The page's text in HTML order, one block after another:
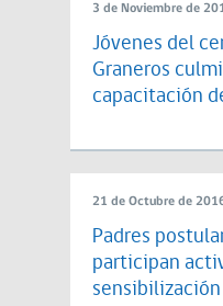
3 de Noviembre de
Jóvenes del
Graneros
capacitación
21 de Octubre de
Padres
participan
sensibilización